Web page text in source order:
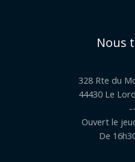
Nous
328 Rte du
44430 Le
Ouvert le
De